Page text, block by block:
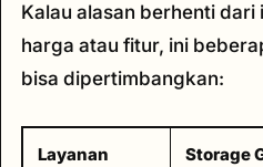
Kalau alasan berhenti dari
harga atau fitur, ini
bisa dipertimbangkan:
Layanan Storage